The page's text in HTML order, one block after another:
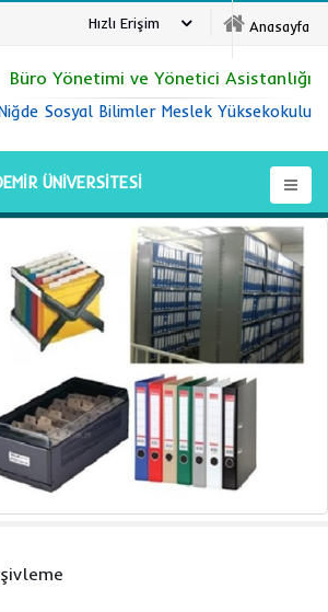
Anasayfa
Hızlı Erişim
ÜNİVERSİTESİ
Büro Yönetimi ve Yönetici Asistanlığı
Sosyal Bilimler Meslek Yüksekokulu